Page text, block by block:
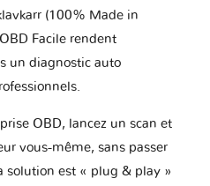
(100% Made in
Facile rendent
un diagnostic auto
OBD, lancez un scan et
vous-même, sans passer
solution est « plug & play »